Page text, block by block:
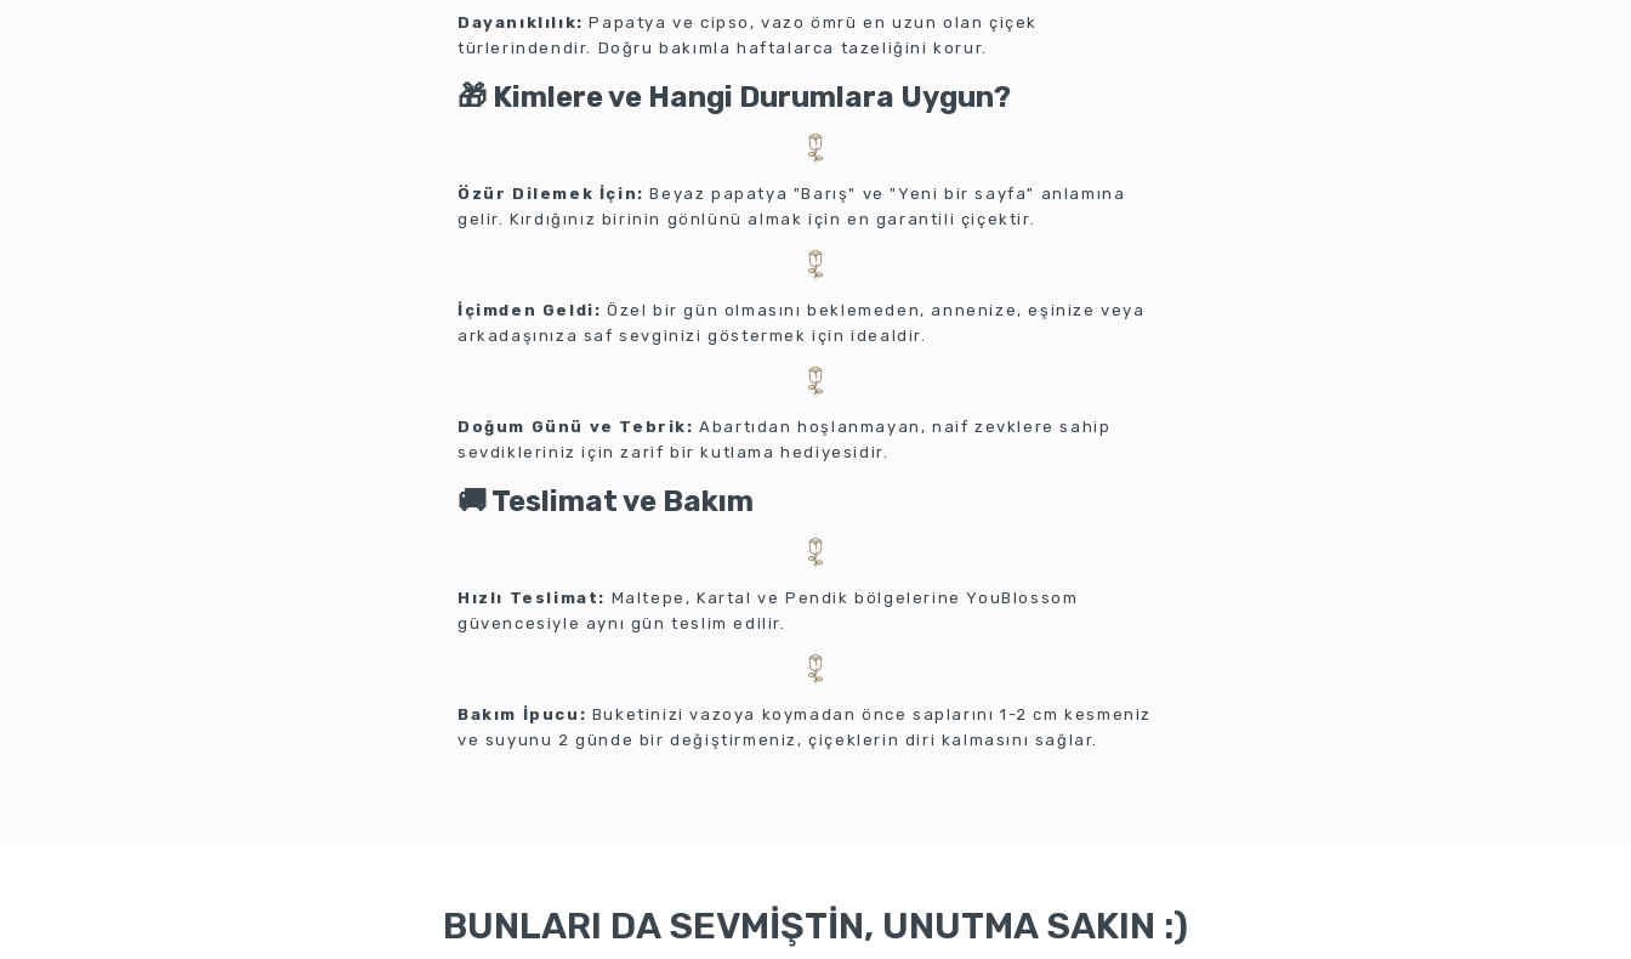
Dayanıklılık: Papatya ve cipso, vazo ömrü en uzun olan çiçek
türlerindendir. Doğru bakımla haftalarca tazeliğini korur.
🎁 Kimlere ve Hangi Durumlara Uygun?
Özür Dilemek İçin: Beyaz papatya "Barış" ve "Yeni bir sayfa" anlamına
gelir. Kırdığınız birinin gönlünü almak için en garantili çiçektir.
İçimden Geldi: Özel bir gün olmasını beklemeden, annenize, eşinize veya
arkadaşınıza saf sevginizi göstermek için idealdir.
Doğum Günü ve Tebrik: Abartıdan hoşlanmayan, naif zevklere sahip
sevdikleriniz için zarif bir kutlama hediyesidir.
🚚 Teslimat ve Bakım
Hızlı Teslimat: Maltepe, Kartal ve Pendik bölgelerine YouBlossom
güvencesiyle aynı gün teslim edilir.
Bakım İpucu: Buketinizi vazoya koymadan önce saplarını 1-2 cm kesmeniz
ve suyunu 2 günde bir değiştirmeniz, çiçeklerin diri kalmasını sağlar.
BUNLARI DA SEVMİŞTİN, UNUTMA SAKIN :)